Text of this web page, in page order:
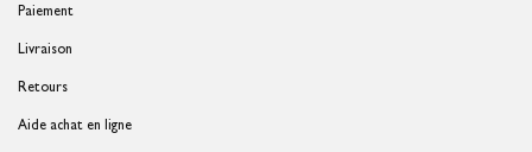
Paiement
Livraison
Retours
Aide achat en ligne